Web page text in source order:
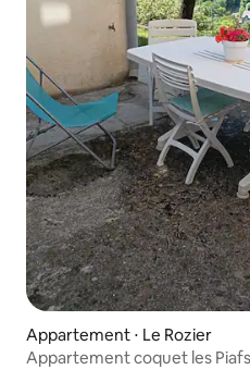
Appartement ⋅ Le Rozier
Appartement coquet les Piafs